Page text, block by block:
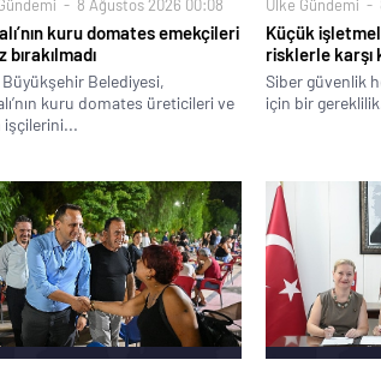
8 Ağustos 2026 00:08
kuru domates emekçileri
bırakılmadı
Belediyesi,
kuru domates üreticileri ve
işçilerini...
Ülke Gündemi
Küçük
risklerle karşı
Siber güvenlik
için bir